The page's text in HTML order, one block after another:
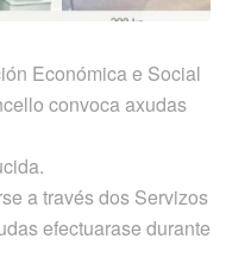
Económica e Social
convoca axudas
a través dos Servizos
efectuarase durante